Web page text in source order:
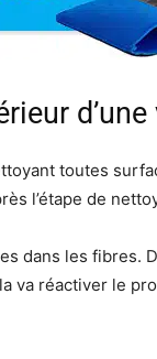
toutes
l’étape de
dans les fibres.
va réactiver le